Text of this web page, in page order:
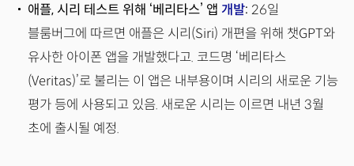
애플, 시리 테스트 위해 ‘베리타스’ 앱 개발: 26일
블룸버그에 따르면 애플은 시리(Siri) 개편을 위해 챗GPT와
유사한 아이폰 앱을 개발했다고. 코드명 ‘베리타스
(Veritas)’로 불리는 이 앱은 내부용이며 시리의 새로운 기능
평가 등에 사용되고 있음. 새로운 시리는 이르면 내년 3월
초에 출시될 예정.